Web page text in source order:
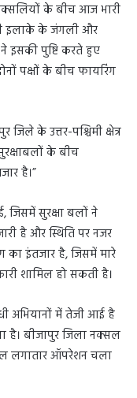
के बीच आज भारी
इलाके के जंगली और
इसकी पुष्टि करते हुए
पक्षों के बीच फायरिंग
के उत्तर-पश्चिमी क्षेत्र
के बीच
है।”
जिसमें सुरक्षा बलों ने
है और स्थिति पर नजर
का इंतजार है, जिसमें मारे
शामिल हो सकती है।
अभियानों में तेजी आई है
है। बीजापुर जिला नक्सल
बल लगातार ऑपरेशन चला